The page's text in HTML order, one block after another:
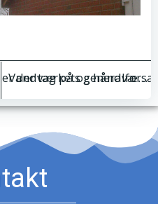
Info. om byggeriet – Nu er der tag på og håndværkere er igang.
Vandværkets